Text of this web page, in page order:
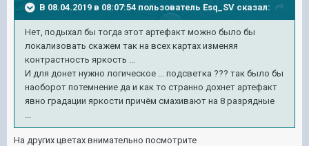
В 08.04.2019 в 08:07:54 пользователь Esq_SV сказал:
Нет, подыхал бы тогда этот артефакт можно было бы
локализовать скажем так на всех картах изменяя
контрастность яркость ...
И для донет нужно логическое ... подсветка ??? так было бы
наоборот потемнение да и как то странно дохнет артефакт
явно градации яркости причём смахивают на 8 разрядные
На других цветах внимательно посмотрите